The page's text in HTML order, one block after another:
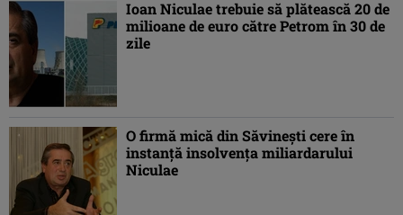
Ioan Niculae trebuie să plătească 20 de
milioane de euro către Petrom în 30 de
zile
O firmă mică din Săvineşti cere în
instanţă insolvenţa miliardarului
Niculae